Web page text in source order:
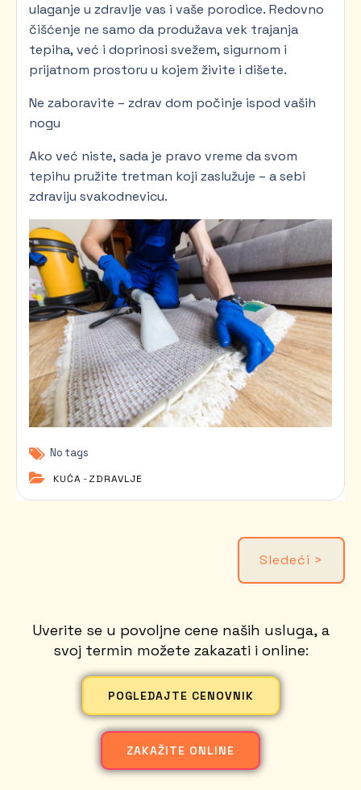
ulaganje u zdravlje vas i vaše porodice. Redovno
čišćenje ne samo da produžava vek trajanja
tepiha, već i doprinosi svežem, sigurnom i
prijatnom prostoru u kojem živite i dišete.
Ne zaboravite – zdrav dom počinje ispod vaših
nogu
Ako već niste, sada je pravo vreme da svom
tepihu pružite tretman koji zaslužuje – a sebi
zdraviju svakodnevicu.
No tags
KUĆA -ZDRAVLJE
Sledeći >
Uverite se u povoljne cene naših usluga, a
svoj termin možete zakazati i online:
POGLEDAJTE CENOVNIK
ZAKAŽITE ONLINE